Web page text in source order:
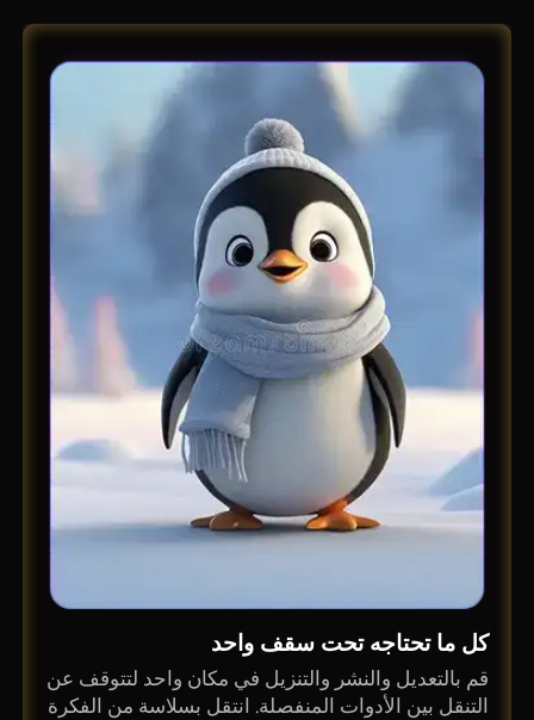
كل ما تحتاجه تحت سقف واحد
قم بالتعديل والنشر والتنزيل في مكان واحد لتتوقف عن
التنقل بين الأدوات المنفصلة. انتقل بسلاسة من الفكرة